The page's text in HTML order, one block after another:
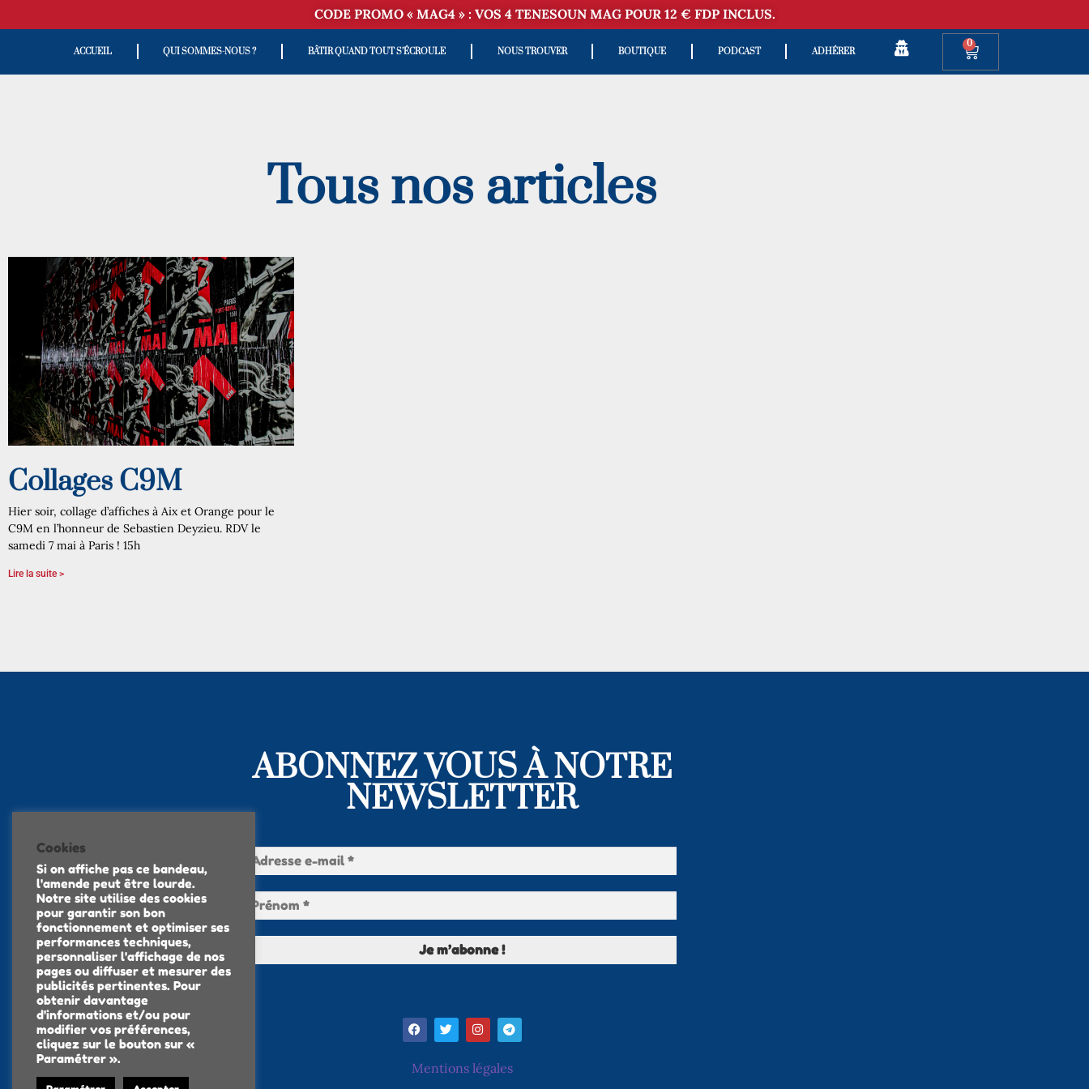
CODE PROMO « MAG4 » : VOS 4 TENESOUN MAG POUR 12 € FDP INCLUS.
ACCUEIL QUI SOMMES-NOUS ? BÂTIR QUAND TOUT S’ÉCROULE NOUS TROUVER BOUTIQUE PODCAST ADHÉRER
0
Tous nos articles
Collages C9M
Hier soir, collage d’affiches à Aix et Orange pour le
C9M en l’honneur de Sebastien Deyzieu. RDV le
samedi 7 mai à Paris ! 15h
Lire la suite >
ABONNEZ VOUS À NOTRE
NEWSLETTER
Mentions légales
Cookies
Si on affiche pas ce bandeau,
l'amende peut être lourde.
Notre site utilise des cookies
pour garantir son bon
fonctionnement et optimiser ses
performances techniques,
personnaliser l'affichage de nos
pages ou diffuser et mesurer des
publicités pertinentes. Pour
obtenir davantage
d'informations et/ou pour
modifier vos préférences,
cliquez sur le bouton sur «
Paramétrer ».